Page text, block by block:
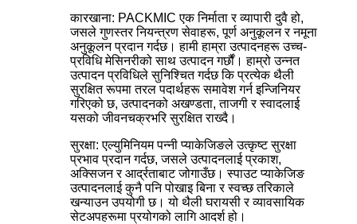
कारखाना: PACKMIC एक निर्माता र व्यापारी दुवै हो,
जसले गुणस्तर नियन्त्रण सेवाहरू, पूर्ण अनुकूलन र नमूना
अनुकूलन प्रदान गर्दछ। हामी हाम्रा उत्पादनहरू उच्च-
प्रविधि मेसिनरीको साथ उत्पादन गर्छौं। हाम्रो उन्नत
उत्पादन प्रविधिले सुनिश्चित गर्दछ कि प्रत्येक थैली
सुरक्षित रूपमा तरल पदार्थहरू समावेश गर्न इन्जिनियर
गरिएको छ, उत्पादनको अखण्डता, ताजगी र स्वादलाई
यसको जीवनचक्रभरि सुरक्षित राख्दै।
सुरक्षा: एल्युमिनियम पन्नी प्याकेजिङले उत्कृष्ट सुरक्षा
प्रभाव प्रदान गर्दछ, जसले उत्पादनलाई प्रकाश,
अक्सिजन र आर्द्रताबाट जोगाउँछ। स्पाउट प्याकेजिङ
उत्पादनलाई कुनै पनि पोखाइ बिना र स्वच्छ तरिकाले
खन्याउन उपयोगी छ। यो थैली घरायसी र व्यावसायिक
सेटअपहरूमा प्रयोगको लागि आदर्श हो।